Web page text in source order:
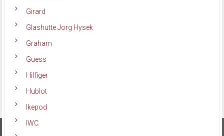
Girard
Glashutte Jorg Hysek
Graham
Guess
Hilfiger
Hublot
Ikepod
IWC